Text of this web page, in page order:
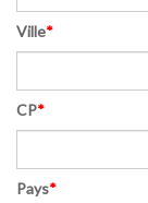
Ville*
CP*
Pays*